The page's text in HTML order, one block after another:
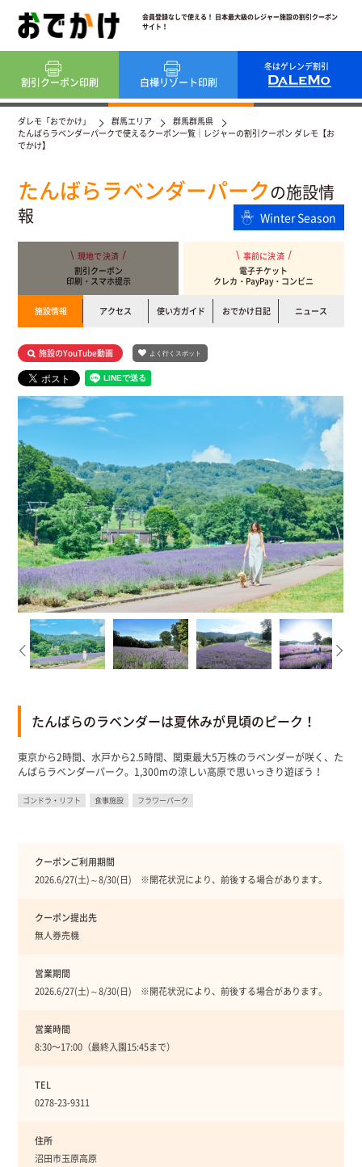
会員登録なしで使える！ 日本最大級のレジャー施設の割引クーポン
サイト！
冬はゲレンデ割引
割引クーポン印刷 白樺リゾート印刷
ダレモ「おでかけ」 群馬エリア
群馬群馬県
たんばらラベンダーパークで使えるクーポン一覧｜レジャーの割引クーポン ダレモ【お
でかけ】
たんばらラベンダーパークの施設情
報
Winter Season
現地で決済
割引クーポン
印刷・スマホ提示
事前に決済
電子チケット
クレカ・PayPay・コンビニ
施設情報 アクセス 使い方ガイド おでかけ日記 ニュース
施設のYouTube動画 よく行くスポット
たんばらのラベンダーは夏休みが見頃のピーク！
東京から2時間、水戸から2.5時間、関東最大5万株のラベンダーが咲く、た
んばらラベンダーパーク。1,300mの涼しい高原で思いっきり遊ぼう！
ゴンドラ・リフト 食事施設 フラワーパーク
クーポンご利用期間
2026.6/27(土)～8/30(日) ※開花状況により、前後する場合があります。
クーポン提出先
無人券売機
営業期間
2026.6/27(土)～8/30(日) ※開花状況により、前後する場合があります。
営業時間
8:30〜17:00（最終入園15:45まで）
TEL
0278-23-9311
住所
沼田市玉原高原